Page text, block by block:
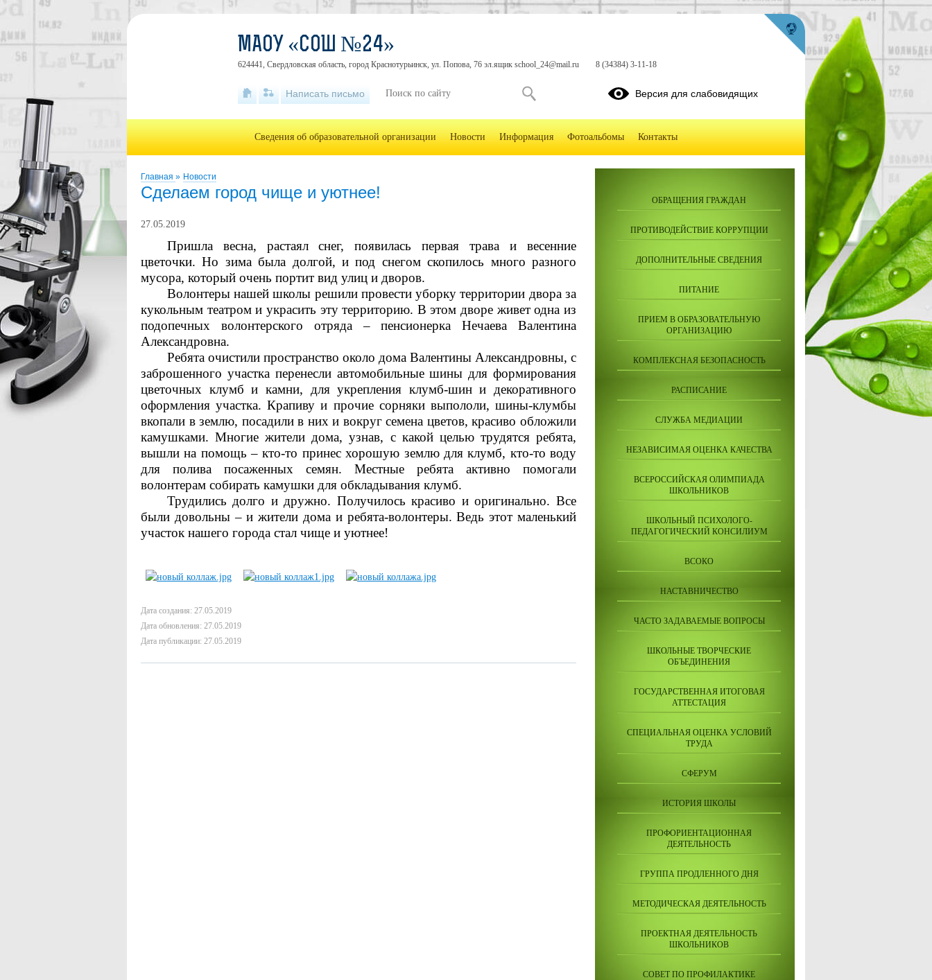
Главная » Новости
Сделаем город чище и уютнее!
27.05.2019
Пришла весна, растаял снег, появилась первая трава и весенние
цветочки. Но зима была долгой, и под снегом скопилось много разного
мусора, который очень портит вид улиц и дворов.
Волонтеры нашей школы решили провести уборку территории двора за
кукольным театром и украсить эту территорию. В этом дворе живет одна из
подопечных волонтерского отряда – пенсионерка Нечаева Валентина
Александровна.
Ребята очистили пространство около дома Валентины Александровны, с
заброшенного участка перенесли автомобильные шины для формирования
цветочных клумб и камни, для укрепления клумб-шин и декоративного
оформления участка. Крапиву и прочие сорняки выпололи, шины-клумбы
вкопали в землю, посадили в них и вокруг семена цветов, красиво обложили
камушками. Многие жители дома, узнав, с какой целью трудятся ребята,
вышли на помощь – кто-то принес хорошую землю для клумб, кто-то воду
для полива посаженных семян. Местные ребята активно помогали
волонтерам собирать камушки для обкладывания клумб.
Трудились долго и дружно. Получилось красиво и оригинально. Все
были довольны – и жители дома и ребята-волонтеры. Ведь этот маленький
участок нашего города стал чище и уютнее!
Дата создания: 27.05.2019
Дата обновления: 27.05.2019
Дата публикации: 27.05.2019
ОБРАЩЕНИЯ ГРАЖДАН
ПРОТИВОДЕЙСТВИЕ КОРРУПЦИИ
ДОПОЛНИТЕЛЬНЫЕ СВЕДЕНИЯ
ПИТАНИЕ
ПРИЕМ В ОБРАЗОВАТЕЛЬНУЮ
ОРГАНИЗАЦИЮ
КОМПЛЕКСНАЯ БЕЗОПАСНОСТЬ
РАСПИСАНИЕ
СЛУЖБА МЕДИАЦИИ
НЕЗАВИСИМАЯ ОЦЕНКА КАЧЕСТВА
ВСЕРОССИЙСКАЯ ОЛИМПИАДА
ШКОЛЬНИКОВ
ШКОЛЬНЫЙ ПСИХОЛОГО-
ПЕДАГОГИЧЕСКИЙ КОНСИЛИУМ
ВСОКО
НАСТАВНИЧЕСТВО
ЧАСТО ЗАДАВАЕМЫЕ ВОПРОСЫ
ШКОЛЬНЫЕ ТВОРЧЕСКИЕ
ОБЪЕДИНЕНИЯ
ГОСУДАРСТВЕННАЯ ИТОГОВАЯ
АТТЕСТАЦИЯ
СПЕЦИАЛЬНАЯ ОЦЕНКА УСЛОВИЙ
ТРУДА
СФЕРУМ
ИСТОРИЯ ШКОЛЫ
ПРОФОРИЕНТАЦИОННАЯ
ДЕЯТЕЛЬНОСТЬ
ГРУППА ПРОДЛЕННОГО ДНЯ
МЕТОДИЧЕСКАЯ ДЕЯТЕЛЬНОСТЬ
ПРОЕКТНАЯ ДЕЯТЕЛЬНОСТЬ
ШКОЛЬНИКОВ
СОВЕТ ПО ПРОФИЛАКТИКЕ
МАОУ «СОШ №24»
624441, Свердловская область, город Краснотурьинск, ул. Попова, 76 эл.ящик school_24@mail.ru 8 (34384) 3-11-18
Написать письмо Версия для слабовидящих
Сведения об образовательной организации Новости Информация Фотоальбомы Контакты